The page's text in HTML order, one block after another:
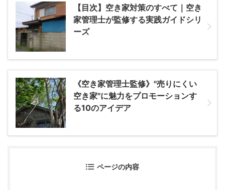
【目次】空き家対策のすべて｜空き
家管理士が監修する実践ガイドシリ
ーズ
《空き家管理士監修》"売りにくい
空き家"に魅力をプロモーションす
る10のアイデア
ページの内容